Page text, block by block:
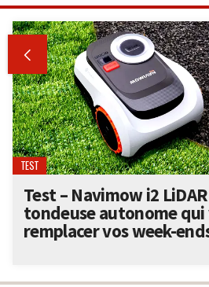

TEST
Test – Navimow i2
tondeuse autonome
remplacer vos week-